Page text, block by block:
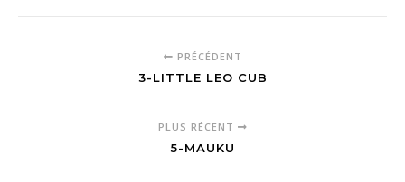
PRÉCÉDENT
3-LITTLE LEO CUB
PLUS RÉCENT
5-MAUKU